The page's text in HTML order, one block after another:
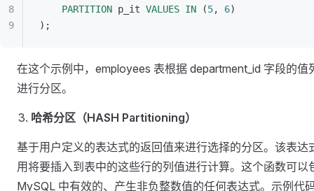
    PARTITION
p_it VALUES IN (5, 6)
);
在这个示例中，employees 表根据 department_id 字段的值
进行分区。
哈希分区（HASH Partitioning）
基于用户定义的表达式的返回值来进行选择的分区。该表达
用将要插入到表中的这些行的列值进行计算。这个函数可以
MySQL 中有效的、产生非负整数值的任何表达式。示例代